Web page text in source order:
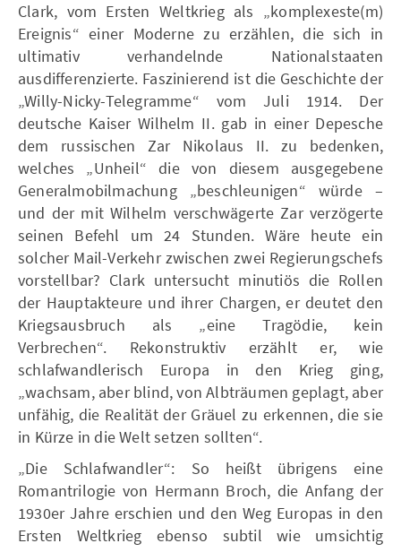
Clark, vom Ersten Weltkrieg als „komplexeste(m)
Ereignis“ einer Moderne zu erzählen, die sich in
ultimativ verhandelnde Nationalstaaten
ausdifferenzierte. Faszinierend ist die Geschichte der
„Willy-Nicky-Telegramme“ vom Juli 1914. Der
deutsche Kaiser Wilhelm II. gab in einer Depesche
dem russischen Zar Nikolaus II. zu bedenken,
welches „Unheil“ die von diesem ausgegebene
Generalmobilmachung „beschleunigen“ würde –
und der mit Wilhelm verschwägerte Zar verzögerte
seinen Befehl um 24 Stunden. Wäre heute ein
solcher Mail-Verkehr zwischen zwei Regierungschefs
vorstellbar? Clark untersucht minutiös die Rollen
der Hauptakteure und ihrer Chargen, er deutet den
Kriegsausbruch als „eine Tragödie, kein
Verbrechen“. Rekonstruktiv erzählt er, wie
schlafwandlerisch Europa in den Krieg ging,
„wachsam, aber blind, von Albträumen geplagt, aber
unfähig, die Realität der Gräuel zu erkennen, die sie
in Kürze in die Welt setzen sollten“.
„Die Schlafwandler“: So heißt übrigens eine
Romantrilogie von Hermann Broch, die Anfang der
1930er Jahre erschien und den Weg Europas in den
Ersten Weltkrieg ebenso subtil wie umsichtig